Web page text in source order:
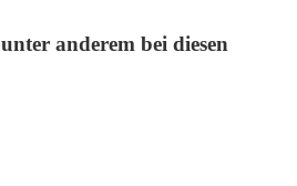
anderem bei diesen